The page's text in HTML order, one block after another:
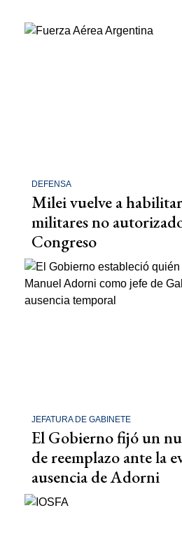
DEFENSA
Milei vuelve a
militares no
Congreso
JEFATURA DE GABINETE
El Gobierno fijó un
de reemplazo ante la
ausencia de Adorni